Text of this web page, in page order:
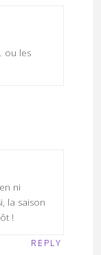
ou les
ni
la saison
!
REPLY